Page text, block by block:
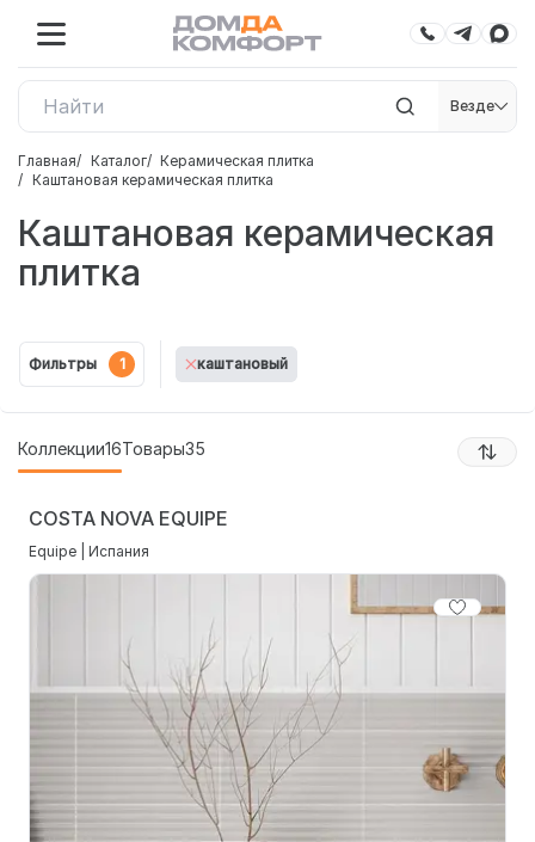
Везде
Главная Каталог
Керамическая плитка
Каштановая керамическая плитка
Каштановая керамическая
плитка
Фильтры 1 каштановый
Коллекции16Товары35
COSTA NOVA EQUIPE
Equipe | Испания